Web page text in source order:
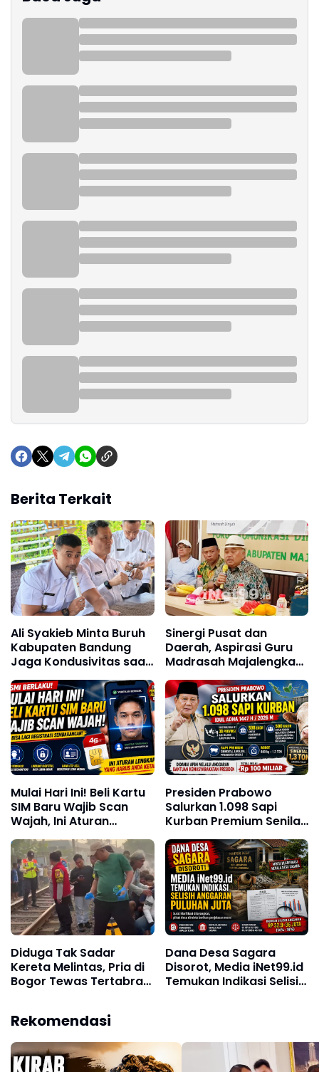
Berita Terkait
Ali Syakieb Minta Buruh
Kabupaten Bandung
Jaga Kondusivitas saat
May Day Fiesta
Sinergi Pusat dan
Daerah, Aspirasi Guru
Madrasah Majalengka
Dibawa ke DPR RI
Mulai Hari Ini! Beli Kartu
SIM Baru Wajib Scan
Wajah, Ini Aturan
Lengkap yang Harus
Diketahui
Presiden Prabowo
Salurkan 1.098 Sapi
Kurban Premium Senilai
Rp100 Miliar, Bobot
Capai 1,3 Ton
Diduga Tak Sadar
Kereta Melintas, Pria di
Bogor Tewas Tertabrak
Meter
Dana Desa Sagara
Disorot, Media iNet99.id
Temukan Indikasi Selisih
Rekomendasi